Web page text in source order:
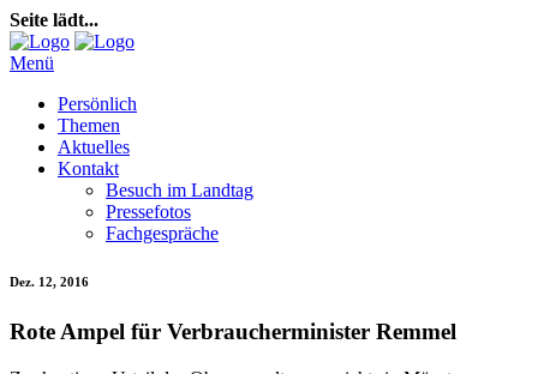
Seite lädt...
Menü
Persönlich
Themen
Aktuelles
Kontakt
Besuch im Landtag
Pressefotos
Fachgespräche
Dez. 12, 2016
Rote Ampel für Verbraucherminister Remmel